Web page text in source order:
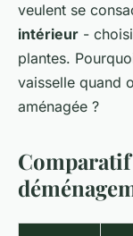
veulent se
intérieur -
plantes.
vaisselle quand
aménagée ?
Comparatif